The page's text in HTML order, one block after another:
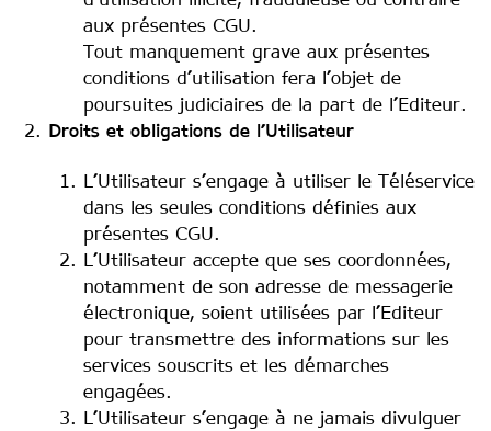
aux présentes CGU.
Tout manquement grave aux présentes
conditions d’utilisation fera l’objet de
poursuites judiciaires de la part de l’Editeur.
Droits et obligations de l’Utilisateur
L’Utilisateur s’engage à utiliser le Téléservice
dans les seules conditions définies aux
présentes CGU.
L’Utilisateur accepte que ses coordonnées,
notamment de son adresse de messagerie
électronique, soient utilisées par l’Editeur
pour transmettre des informations sur les
services souscrits et les démarches
engagées.
L’Utilisateur s’engage à ne jamais divulguer